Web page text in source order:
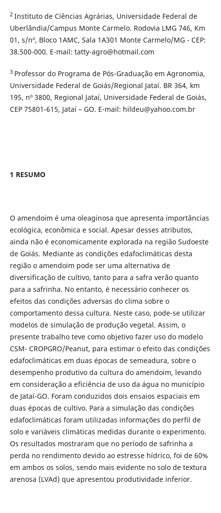
2 Instituto de Ciências Agrárias, Universidade Federal de
Uberlândia/Campus Monte Carmelo. Rodovia LMG 746, Km
01, s/nº, Bloco 1AMC, Sala 1A301 Monte Carmelo/MG - CEP:
38.500-000. E-mail: tatty-agro@hotmail.com
3 Professor do Programa de Pós-Graduação em Agronomia,
Universidade Federal de Goiás/Regional Jataí. BR 364, km
195, nº 3800, Regional Jataí, Universidade Federal de Goiás,
CEP 75801-615, Jataí – GO. E-mail: hildeu@yahoo.com.br
1 RESUMO
O amendoim é uma oleaginosa que apresenta importâncias
ecológica, econômica e social. Apesar desses atributos,
ainda não é economicamente explorada na região Sudoeste
de Goiás. Mediante as condições edafoclimáticas desta
região o amendoim pode ser uma alternativa de
diversificação de cultivo, tanto para a safra verão quanto
para a safrinha. No entanto, é necessário conhecer os
efeitos das condições adversas do clima sobre o
comportamento dessa cultura. Neste caso, pode-se utilizar
modelos de simulação de produção vegetal. Assim, o
presente trabalho teve como objetivo fazer uso do modelo
CSM- CROPGRO/Peanut, para estimar o efeito das condições
edafoclimáticas em duas épocas de semeadura, sobre o
desempenho produtivo da cultura do amendoim, levando
em consideração a eficiência de uso da água no município
de Jataí-GO. Foram conduzidos dois ensaios espaciais em
duas épocas de cultivo. Para a simulação das condições
edafoclimáticas foram utilizadas informações do perfil de
solo e variáveis climáticas medidas durante o experimento.
Os resultados mostraram que no período de safrinha a
perda no rendimento devido ao estresse hídrico, foi de 60%
em ambos os solos, sendo mais evidente no solo de textura
arenosa (LVAd) que apresentou produtividade inferior.